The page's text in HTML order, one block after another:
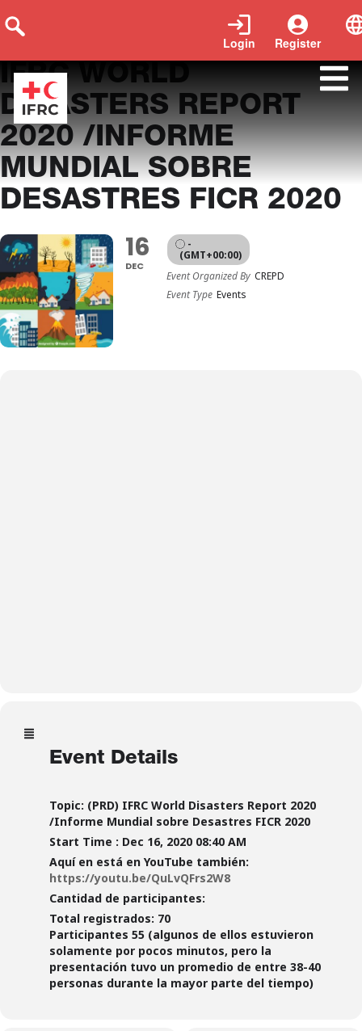
Register
Login
IFRC WORLD
DISASTERS REPORT
2020 /INFORME
MUNDIAL SOBRE
DESASTRES FICR 2020
16
DEC
-
(GMT+00:00)
Event Organized By CREPD
Event Type Events
Event Details
Topic: (PRD) IFRC World Disasters Report 2020
/Informe Mundial sobre Desastres FICR 2020
Start Time : Dec 16, 2020 08:40 AM
Aquí en está en YouTube también:
https://youtu.be/QuLvQFrs2W8
Cantidad de participantes:
Total registrados: 70
Participantes 55 (algunos de ellos estuvieron
solamente por pocos minutos, pero la
presentación tuvo un promedio de entre 38-40
personas durante la mayor parte del tiempo)